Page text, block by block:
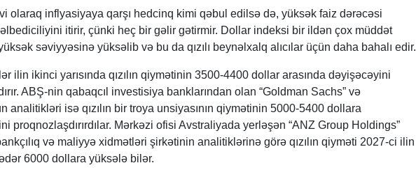
olaraq inflyasiyaya qarşı hedcinq kimi qəbul edilsə də, yüksək faiz dərəcəsi
itirir, çünki heç bir gəlir gətirmir. Dollar indeksi bir ildən çox müddət
səviyyəsinə yüksəlib və bu da qızılı beynəlxalq alıcılar üçün daha bahalı edir.
ilin ikinci yarısında qızılın qiymətinin 3500-4400 dollar arasında dəyişəcəyini
ABŞ-nin qabaqcıl investisiya banklarından olan “Goldman Sachs” və
analitikləri isə qızılın bir troya unsiyasının qiymətinin 5000-5400 dollara
proqnozlaşdırırdılar. Mərkəzi ofisi Avstraliyada yerləşən “ANZ Group Holdings”
və maliyyə xidmətləri şirkətinin analitiklərinə görə qızılın qiyməti 2027-ci ilin
6000 dollara yüksələ bilər.